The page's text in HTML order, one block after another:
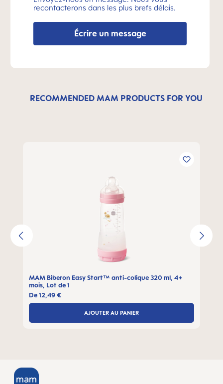
recontacterons dans les plus brefs délais.
Écrire un message
RECOMMENDED MAM PRODUCTS FOR YOU
MAM Biberon Easy Start™ anti-colique 320 ml, 4+
mois, Lot de 1
De12,49 €
AJOUTER AU PANIER